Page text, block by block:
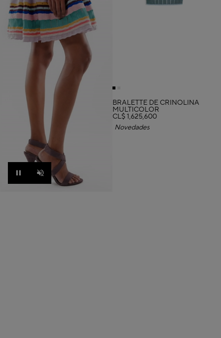
Pause Unmute
BRALETTE DE CRINOLINA
MULTICOLOR
CL$ 1,625,600
Novedades